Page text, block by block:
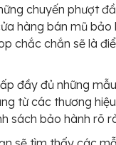
chuyến phượt
hàng bán mũ bảo
chắc chắn sẽ là
đầy đủ những
từ các thương
sách bảo hành rõ